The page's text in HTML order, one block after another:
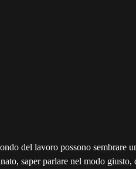
del lavoro possono sembrare
saper parlare nel modo